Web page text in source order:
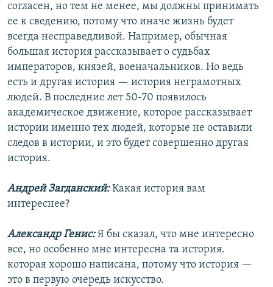
согласен, но тем не менее, мы должны принимать
ее к сведению, потому что иначе жизнь будет
всегда несправедливой. Например, обычная
большая история рассказывает о судьбах
императоров, князей, военачальников. Но ведь
есть и другая история — история неграмотных
людей. В последние лет 50-70 появилось
академическое движение, которое рассказывает
истории именно тех людей, которые не оставили
следов в истории, и это будет совершенно другая
история.
Андрей Загданский:Какая история вам
интереснее?
Александр Генис:Я бы сказал, что мне интересно
все, но особенно мне интересна та история.
которая хорошо написана, потому что история —
это в первую очередь искусство.